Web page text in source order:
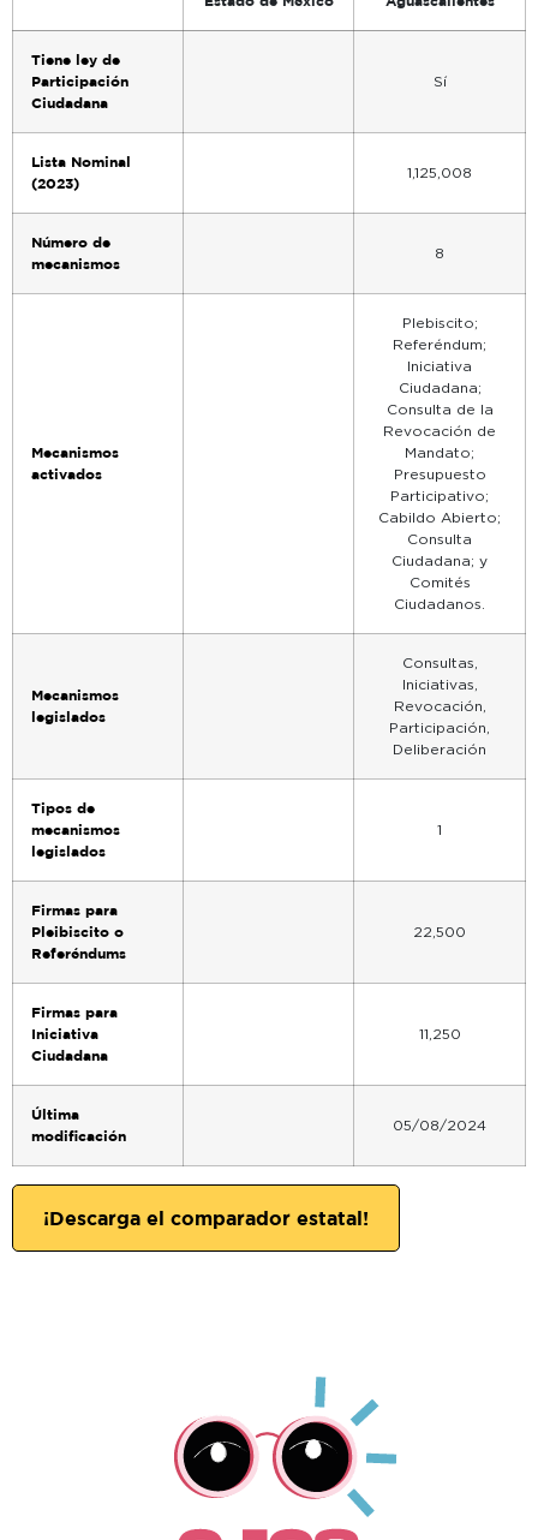
Tiene ley de
Participación
Ciudadana
Sí
Lista Nominal
(2023)
1,125,008
Número de
mecanismos
8
Mecanismos
activados
Plebiscito;
Referéndum;
Iniciativa
Ciudadana;
Consulta de la
Revocación de
Mandato;
Presupuesto
Participativo;
Cabildo Abierto;
Consulta
Ciudadana; y
Comités
Ciudadanos.
Mecanismos
legislados
Consultas,
Iniciativas,
Revocación,
Participación,
Deliberación
Tipos de
mecanismos
legislados
1
Firmas para
Pleibiscito o
Referéndums
22,500
Firmas para
Iniciativa
Ciudadana
11,250
Última
modificación
05/08/2024
¡Descarga el comparador estatal!